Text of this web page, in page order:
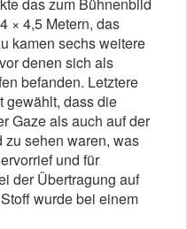
× 4,5 Metern, das
kamen sechs weitere
denen sich als
befanden. Letztere
gewählt, dass die
Gaze als auch auf der
sehen waren, was
und für
der Übertragung auf
wurde bei einem